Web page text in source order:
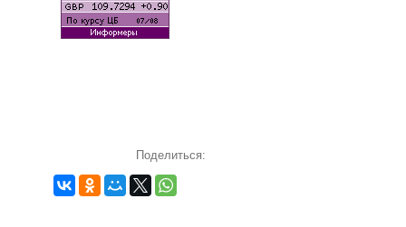
Поделиться: